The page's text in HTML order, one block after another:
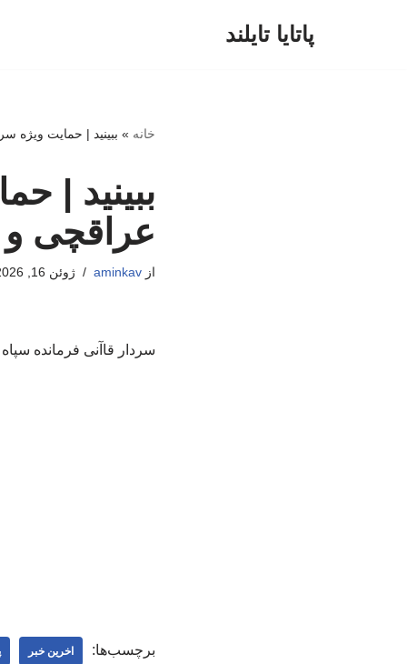
پاتایا تایلند
خانه » ببینید | حمایت ویژه
ببینید |
عراقچی و
ازaminkav ژوئن 16, 2026
سردار قاآنی فرمانده
برچسب‌ها: اخرین خبر